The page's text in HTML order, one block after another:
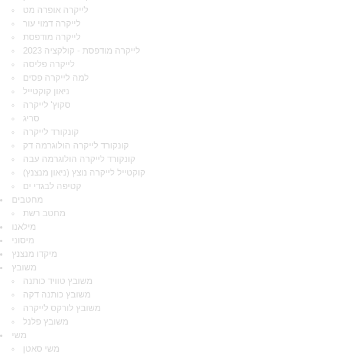
לייקרה אופרה מט
לייקרה דמוי עור
לייקרה מודפסת
לייקרה מודפסת - קולקציה 2023
לייקרה פליסה
למה לייקרה פסים
ניאון קוקטייל
סקוץ' לייקרה
סריג
קונקורד לייקרה
קונקורד לייקרה הולוגרמה דק
קונקורד לייקרה הולוגרמה עבה
קוקטייל לייקרה נוצץ (ניאון מנצנץ)
קטיפה לבגדי ים
מחטבים
מחטב רשת
מילאנו
מיסוני
מיקדו מנצנץ
משובץ
משובץ טוויד כותנה
משובץ כותנה דקה
משובץ לורקס לייקרה
משובץ פלנל
משי
משי סאטן